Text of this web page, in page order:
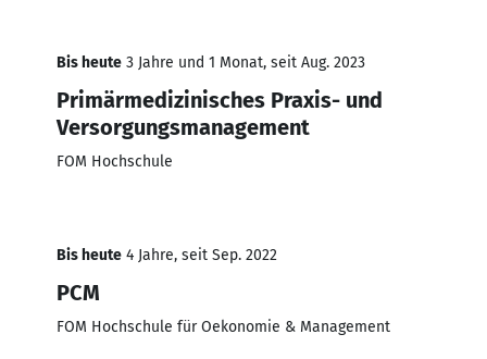
Bis heute 3 Jahre und 1 Monat, seit Aug. 2023
Primärmedizinisches Praxis- und
Versorgungsmanagement
FOM Hochschule
Bis heute 4 Jahre, seit Sep. 2022
PCM
FOM Hochschule für Oekonomie & Management